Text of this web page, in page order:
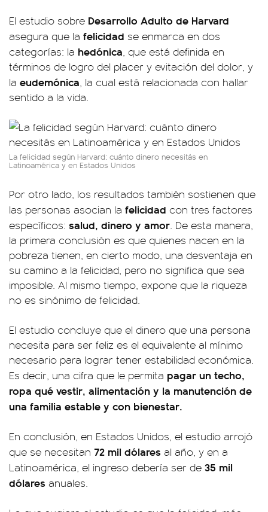
El estudio sobre Desarrollo Adulto de Harvard
asegura que la felicidad se enmarca en dos
categorías: la hedónica, que está definida en
términos de logro del placer y evitación del dolor, y
la eudemónica, la cual está relacionada con hallar
sentido a la vida.
La felicidad según Harvard: cuánto dinero necesitás en
Latinoamérica y en Estados Unidos
Por otro lado, los resultados también sostienen que
las personas asocian la felicidad con tres factores
específicos: salud, dinero y amor. De esta manera,
la primera conclusión es que quienes nacen en la
pobreza tienen, en cierto modo, una desventaja en
su camino a la felicidad, pero no significa que sea
imposible. Al mismo tiempo, expone que la riqueza
no es sinónimo de felicidad.
El estudio concluye que el dinero que una persona
necesita para ser feliz es el equivalente al mínimo
necesario para lograr tener estabilidad económica.
Es decir, una cifra que le permita pagar un techo,
ropa qué vestir, alimentación y la manutención de
una familia estable y con bienestar.
En conclusión, en Estados Unidos, el estudio arrojó
que se necesitan 72 mil dólares al año, y en a
Latinoamérica, el ingreso debería ser de 35 mil
dólares anuales.